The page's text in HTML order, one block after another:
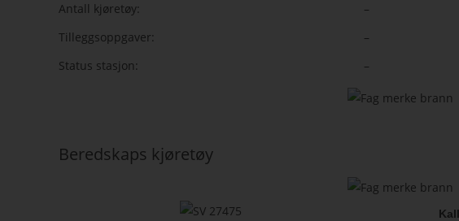
Antall kjøretøy:
–
Tilleggsoppgaver:
–
Status stasjon:
–
Beredskaps kjøretøy